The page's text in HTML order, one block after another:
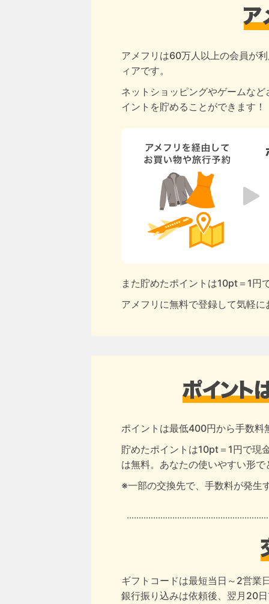
アメフリは60万人以上の会員が
ィアです。
ネットショッピングやゲームな
イントを貯めることができます！
また貯めたポイントは10pt＝1円
アメフリに無料で登録して気軽
ポイントは最低400円から手数料
貯めたポイントは10pt＝1円で現
は無料。あなたの使いやすい形
※一部の交換先で、手数料が発生
ギフトコードは最短当日～2営業
銀行振り込みは依頼後、翌月20